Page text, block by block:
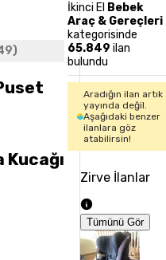
)
Kucağı
İkinci El Bebek
Araç & Gereçleri
kategorisinde
65.849 ilan
bulundu
Aradığın ilan artık
yayında değil.
Aşağıdaki benzer
ilanlara göz
atabilirsin!
Zirve İlanlar
Tümünü Gör